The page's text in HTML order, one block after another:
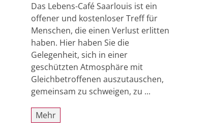
Das Lebens-Café Saarlouis ist ein
offener und kostenloser Treff für
Menschen, die einen Verlust erlitten
haben. Hier haben Sie die
Gelegenheit, sich in einer
geschützten Atmosphäre mit
Gleichbetroffenen auszutauschen,
gemeinsam zu schweigen, zu ...
Mehr